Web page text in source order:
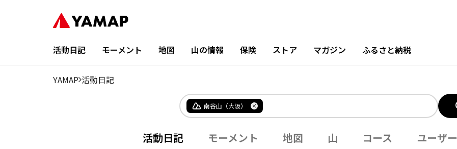
活動日記 モーメント 地図 山の情報 保険 ストア マガジン ふるさと納税
YAMAP 活動日記
南谷山（大阪）
活動日記 モーメント 地図 山 コース ユーザー